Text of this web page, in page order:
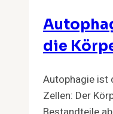
die
Autophagie ist
Zellen: Der